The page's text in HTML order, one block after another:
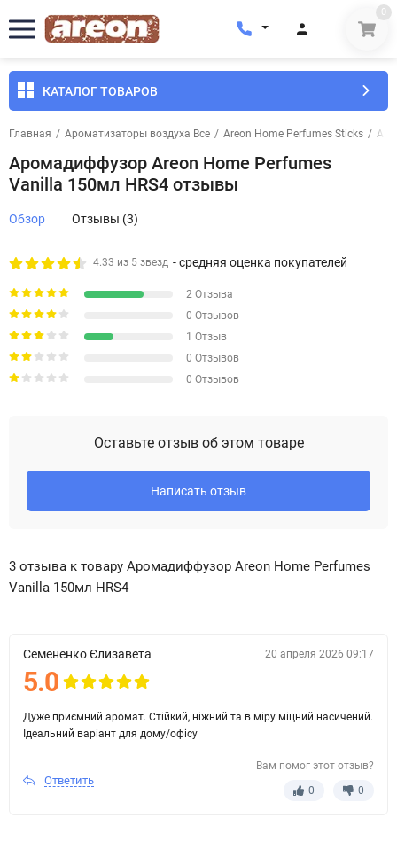
0
КАТАЛОГ ТОВАРОВ
Главная / Ароматизаторы воздуха Все / Areon Home Perfumes Sticks /
Аромадиффузор Areon Home Perfumes
Vanilla 150мл HRS4 отзывы
Обзор Отзывы (3)
4.33 из 5 звезд - средняя оценка покупателей
2 Отзыва
0 Отзывов
1 Отзыв
0 Отзывов
0 Отзывов
Оставьте отзыв об этом товаре
Написать отзыв
3 отзыва к товару Аромадиффузор Areon Home Perfumes
Vanilla 150мл HRS4
Семененко Єлизавета 20 апреля 2026 09:17
5.0
Дуже приємний аромат. Стійкий, ніжний та в міру міцний насичений.
Ідеальний варіант для дому/офісу
Ответить
Вам помог этот отзыв?
0
0